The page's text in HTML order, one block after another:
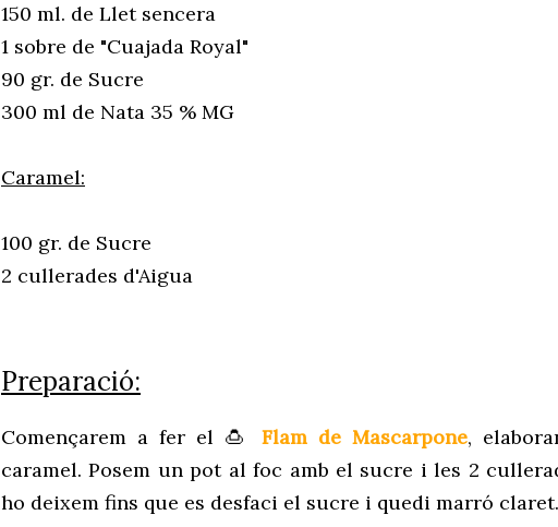
150 ml. de Llet sencera
1 sobre de "Cuajada Royal"
90 gr. de Sucre
300 ml de Nata 35 % MG
Caramel:
100 gr. de Sucre
2 cullerades d'Aigua
Preparació:
Començarem a fer el 🍮 Flam de Mascarpone,
caramel. Posem un pot al foc amb el sucre i les 2
ho deixem fins que es desfaci el sucre i quedi marró claret.